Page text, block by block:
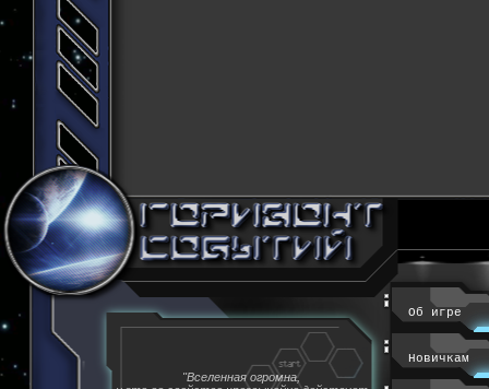
"Вселенная огромна,
Об игре
Новичкам